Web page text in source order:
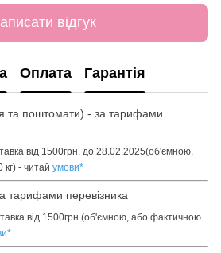
відгук
Оплата Гарантія
та поштомати) - за тарифами
від 1500грн. до 28.02.2025(об'ємною,
- читай умови*
тарифами перевізника
від 1500грн.(об'ємною, або фактичною
*